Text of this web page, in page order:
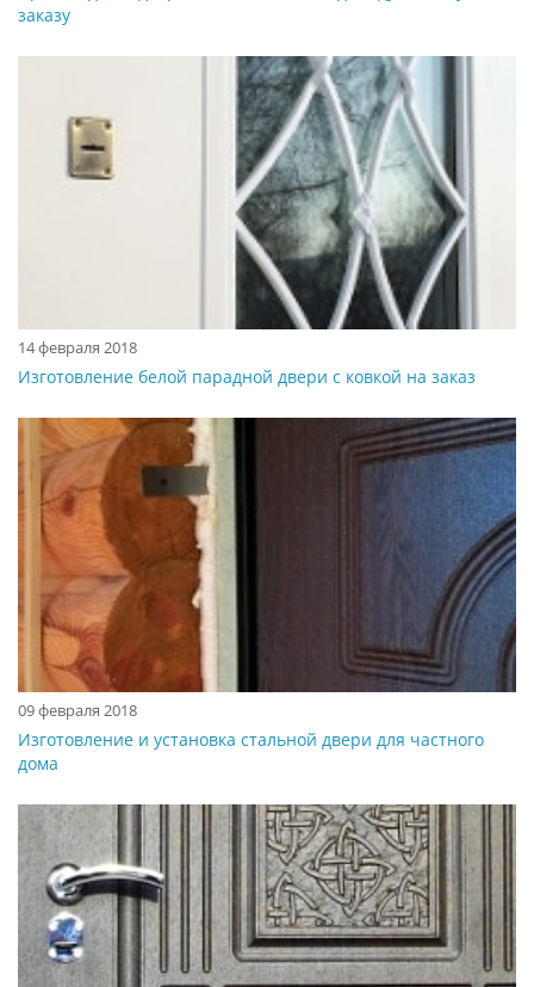
заказу
14 февраля 2018
Изготовление белой парадной двери с ковкой на заказ
09 февраля 2018
Изготовление и установка стальной двери для частного
дома